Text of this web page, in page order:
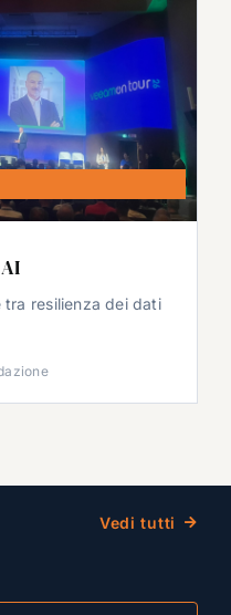
tra resilienza dei dati
Vedi tutti